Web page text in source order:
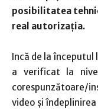
posibilitatea
real autorizația.
Incă de la începutul
a verificat la
corespunzătoare/
video şi